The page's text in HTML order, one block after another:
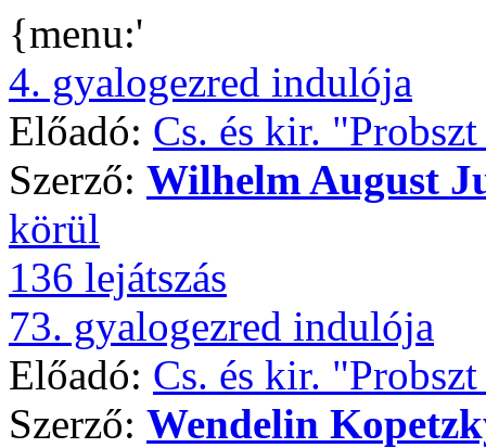
{menu:'
4. gyalogezred indulója
Előadó: Cs. és kir.
Szerző: Wilhelm August
körül
136 lejátszás
73. gyalogezred indulója
Előadó: Cs. és kir.
Szerző: Wendelin